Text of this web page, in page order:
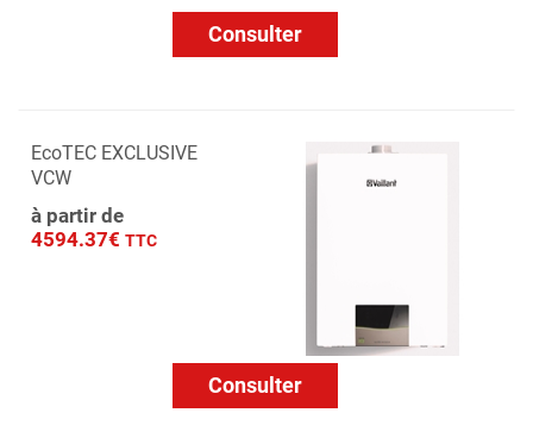
Consulter
EcoTEC EXCLUSIVE
VCW
à partir de
4594.37€ TTC
Consulter